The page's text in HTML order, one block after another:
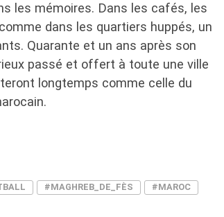
les mémoires. Dans les cafés, les
dans les quartiers huppés, un
Quarante et un ans après son
passé et offert à toute une ville
longtemps comme celle du
#MAGHREB_DE_FÈS
#MAROC